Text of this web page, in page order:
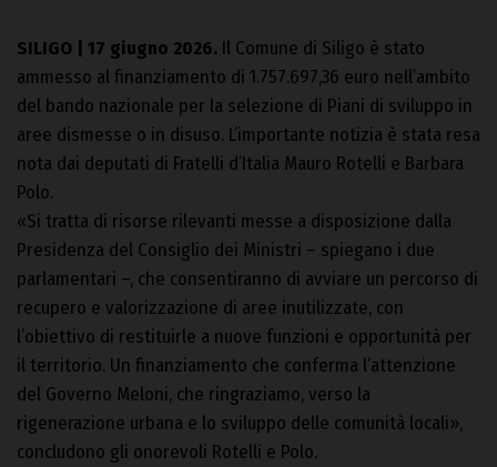
SILIGO | 17 giugno 2026. Il Comune di Siligo è stato
ammesso al finanziamento di 1.757.697,36 euro nell’ambito
del bando nazionale per la selezione di Piani di sviluppo in
aree dismesse o in disuso. L’importante notizia è stata resa
nota dai deputati di Fratelli d’Italia Mauro Rotelli e Barbara
Polo.
«Si tratta di risorse rilevanti messe a disposizione dalla
Presidenza del Consiglio dei Ministri – spiegano i due
parlamentari –, che consentiranno di avviare un percorso di
recupero e valorizzazione di aree inutilizzate, con
l’obiettivo di restituirle a nuove funzioni e opportunità per
il territorio. Un finanziamento che conferma l’attenzione
del Governo Meloni, che ringraziamo, verso la
rigenerazione urbana e lo sviluppo delle comunità locali»,
concludono gli onorevoli Rotelli e Polo.